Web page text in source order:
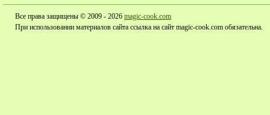
Все права защищены © 2009 - 2026 magic-cook.com
При использовании материалов сайта ссылка на сайт magic-cook.com обязательна.